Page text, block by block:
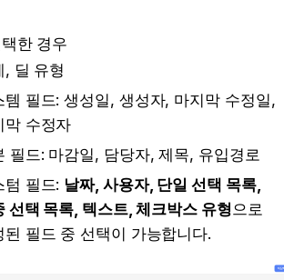
한 경우
, 딜 유형
템 필드: 생성일, 생성자, 마지막 수정일,
막 수정자
필드: 마감일, 담당자, 제목, 유입경로
텀 필드: 날짜, 사용자, 단일 선택 목록,
선택 목록, 텍스트, 체크박스 유형 으로
된 필드 중 선택이 가능합니다.